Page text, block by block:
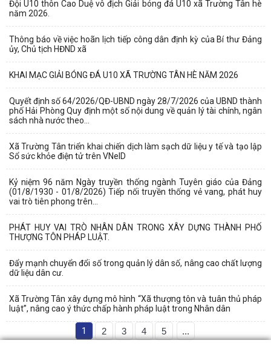
Đội U10 thôn Cao Duệ vô địch Giải bóng đá U10 xã Trường Tân hè
năm 2026.
Thông báo về việc hoãn lịch tiếp công dân định kỳ của Bí thư Đảng
ủy, Chủ tịch HĐND xã
KHAI MẠC GIẢI BÓNG ĐÁ U10 XÃ TRƯỜNG TÂN HÈ NĂM 2026
Quyết định số 64/2026/QĐ-UBND ngày 28/7/2026 của UBND thành
phố Hải Phòng Quy định một số nội dung về quản lý tài chính, ngân
sách nhà nước theo...
Xã Trường Tân triển khai chiến dịch làm sạch dữ liệu y tế và tạo lập
Sổ sức khỏe điện tử trên VNeID
Kỷ niệm 96 năm Ngày truyền thống ngành Tuyên giáo của Đảng
(01/8/1930 - 01/8/2026) Tiếp nối truyền thống vẻ vang, phát huy
vai trò tiên phong trên...
PHÁT HUY VAI TRÒ NHÂN DÂN TRONG XÂY DỰNG THÀNH PHỐ
THƯỢNG TÔN PHÁP LUẬT.
Đẩy mạnh chuyển đổi số trong quản lý dân số, nâng cao chất lượng
dữ liệu dân cư.
Xã Trường Tân xây dựng mô hình “Xã thượng tôn và tuân thủ pháp
luật”, nâng cao ý thức chấp hành pháp luật trong Nhân dân
1 2 3 4 5 ...